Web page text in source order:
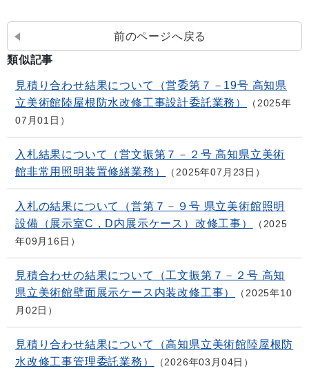
前のページへ戻る
類似記事
見積り合わせ結果について（営委第７－19号 高知県
立美術館陸屋根防水改修工事設計委託業務）
2025年
07月01日
入札結果について（営文振第７－２号 高知県立美術
館非常用照明装置修繕業務）
2025年07月23日
入札の結果について（営第７－９号 県立美術館照明
設備（展示室C，D内展示ケース）改修工事）
2025
年09月16日
見積合わせの結果について（工文振第７－２号 高知
県立美術館壁面展示ケース内装改修工事）
2025年10
月02日
見積り合わせ結果について（高知県立美術館陸屋根防
水改修工事管理委託業務）
2026年03月04日